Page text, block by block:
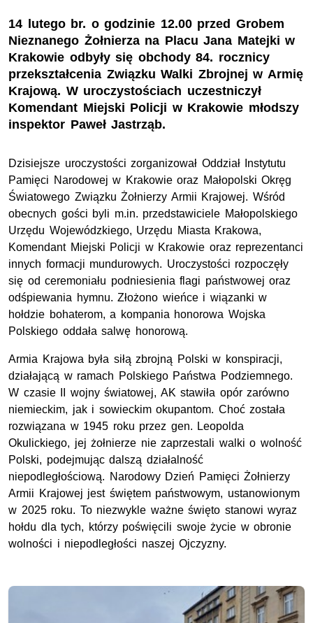
14 lutego br. o godzinie 12.00 przed Grobem
Nieznanego Żołnierza na Placu Jana Matejki w
Krakowie odbyły się obchody 84. rocznicy
przekształcenia Związku Walki Zbrojnej w Armię
Krajową. W uroczystościach uczestniczył
Komendant Miejski Policji w Krakowie młodszy
inspektor Paweł Jastrząb.
Dzisiejsze uroczystości zorganizował Oddział Instytutu
Pamięci Narodowej w Krakowie oraz Małopolski Okręg
Światowego Związku Żołnierzy Armii Krajowej. Wśród
obecnych gości byli m.in. przedstawiciele Małopolskiego
Urzędu Wojewódzkiego, Urzędu Miasta Krakowa,
Komendant Miejski Policji w Krakowie oraz reprezentanci
innych formacji mundurowych. Uroczystości rozpoczęły
się od ceremoniału podniesienia flagi państwowej oraz
odśpiewania hymnu. Złożono wieńce i wiązanki w
hołdzie bohaterom, a kompania honorowa Wojska
Polskiego oddała salwę honorową.
Armia Krajowa była siłą zbrojną Polski w konspiracji,
działającą w ramach Polskiego Państwa Podziemnego.
W czasie II wojny światowej, AK stawiła opór zarówno
niemieckim, jak i sowieckim okupantom. Choć została
rozwiązana w 1945 roku przez gen. Leopolda
Okulickiego, jej żołnierze nie zaprzestali walki o wolność
Polski, podejmując dalszą działalność
niepodległościową. Narodowy Dzień Pamięci Żołnierzy
Armii Krajowej jest świętem państwowym, ustanowionym
w 2025 roku. To niezwykle ważne święto stanowi wyraz
hołdu dla tych, którzy poświęcili swoje życie w obronie
wolności i niepodległości naszej Ojczyzny.